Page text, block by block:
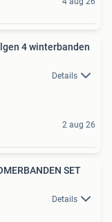
4 winterbanden
Details
2 aug 26
SET
Details